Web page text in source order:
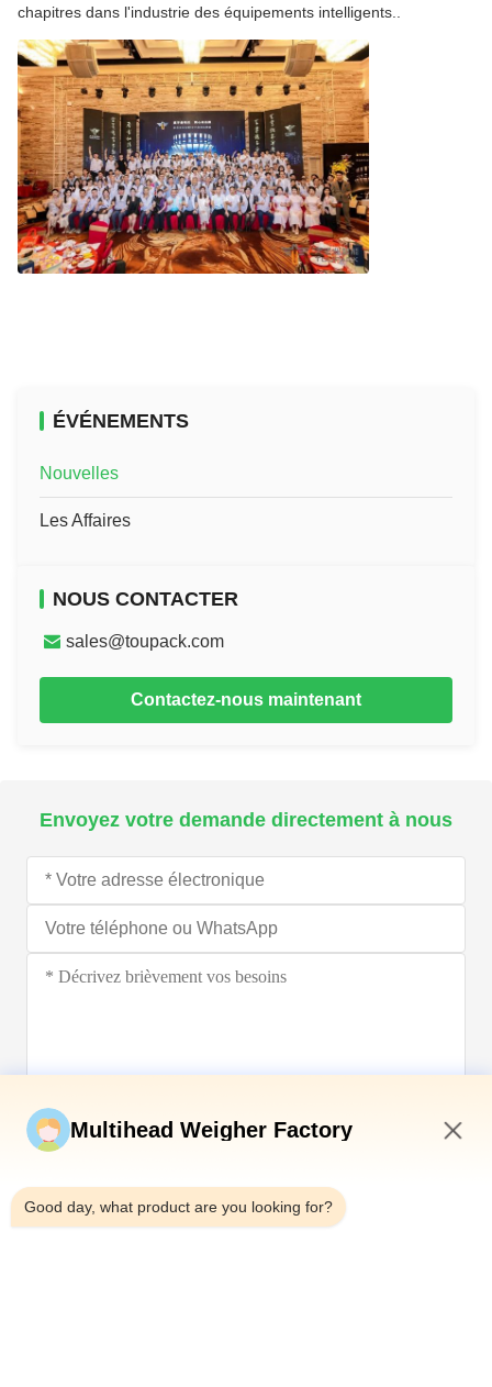
chapitres dans l'industrie des équipements intelligents..
ÉVÉNEMENTS
Nouvelles
Les Affaires
NOUS CONTACTER
sales@toupack.com
Contactez-nous maintenant
Envoyez votre demande directement à nous
Multihead Weigher Factory
Good day, what product are you looking for?